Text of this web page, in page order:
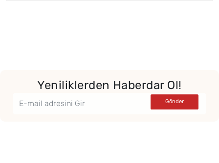
Yeniliklerden Haberdar Ol!